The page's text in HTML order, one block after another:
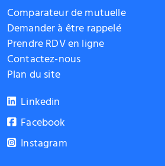
Comparateur de mutuelle
Demander à être rappelé
Prendre RDV en ligne
Contactez-nous
Plan du site
Linkedin
Facebook
Instagram